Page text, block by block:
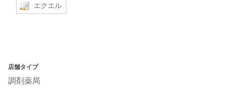
エクエル
店舗タイプ
調剤薬局